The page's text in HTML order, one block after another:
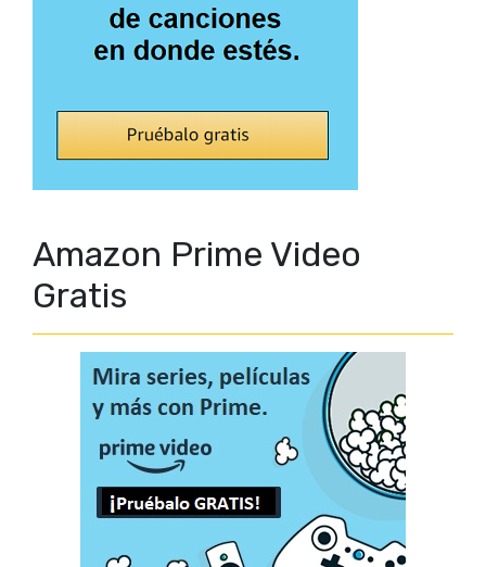
Amazon Prime Video
Gratis